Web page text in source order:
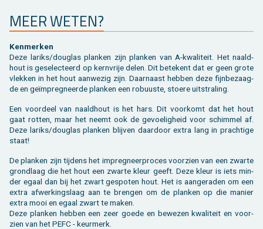
MEER WETEN?
Ken­mer­ken
Deze la­riks/dou­g­las plan­ken zijn plan­ken van A-kwa­li­teit. Het naald­
hout is ge­se­lec­teerd op kern­vrije delen. Dit be­te­kent dat er geen grote
vlek­ken in het hout aan­we­zig zijn. Daar­naast heb­ben deze fijn­be­zaag­
de en geïmpreg­neer­de plan­ken een ro­buus­te, stoe­re uit­stra­ling.
Een voor­deel van naald­hout is het hars. Dit voor­komt dat het hout
gaat rot­ten, maar het neemt ook de ge­voe­lig­heid voor schim­mel af.
Deze la­riks/dou­g­las plan­ken blij­ven daar­door extra lang in prach­ti­ge
staat!
De plan­ken zijn tij­dens het im­preg­neer­pro­ces voor­zien van een zwar­te
grond­laag die het hout een zwar­te kleur geeft. Deze kleur is iets min­
der egaal dan bij het zwart ge­spo­ten hout. Het is aan­ge­ra­den om een
extra af­wer­kings­laag aan te bren­gen om de plan­ken op die ma­nier
extra mooi en egaal zwart te maken.
Deze plan­ken heb­ben een zeer goede en be­we­zen kwa­li­teit en voor­
zien van het PEFC - keur­merk.